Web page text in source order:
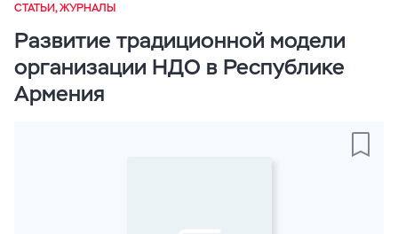
СТАТЬИ, ЖУРНАЛЫ
Развитие традиционной модели
организации НДО в Республике
Армения